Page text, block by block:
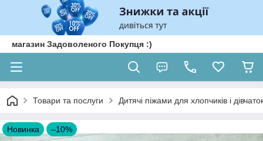
магазин Задоволеного Покупця :)
Товари та послуги Дитячі піжами для хлопчиків і
Новинка –10%